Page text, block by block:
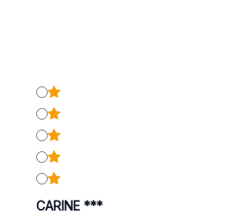
CARINE ***